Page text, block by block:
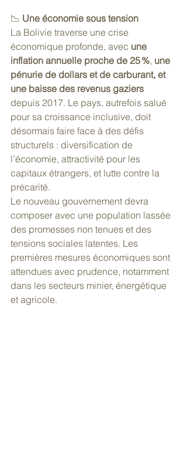
📉 Une économie sous tension
La Bolivie traverse une crise
économique profonde, avec une
inflation annuelle proche de 25 %, une
pénurie de dollars et de carburant, et
une baisse des revenus gaziers
depuis 2017. Le pays, autrefois salué
pour sa croissance inclusive, doit
désormais faire face à des défis
structurels : diversification de
l’économie, attractivité pour les
capitaux étrangers, et lutte contre la
précarité.
Le nouveau gouvernement devra
composer avec une population lassée
des promesses non tenues et des
tensions sociales latentes. Les
premières mesures économiques sont
attendues avec prudence, notamment
dans les secteurs minier, énergétique
et agricole.